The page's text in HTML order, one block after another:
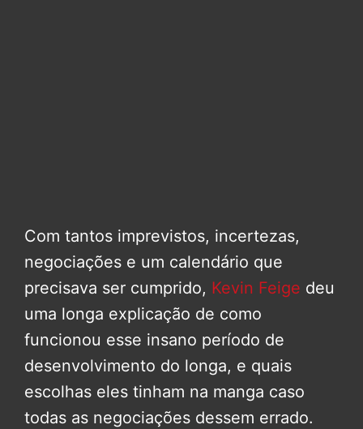
Com tantos imprevistos, incertezas,
negociações e um calendário que
precisava ser cumprido, Kevin Feige deu
uma longa explicação de como
funcionou esse insano período de
desenvolvimento do longa, e quais
escolhas eles tinham na manga caso
todas as negociações dessem errado.